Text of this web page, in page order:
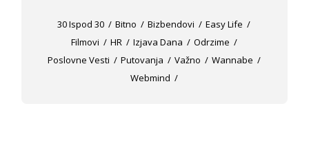
30 Ispod 30 Bitno Bizbendovi
Easy Life
Filmovi
HR Izjava Dana
Odrzime
Poslovne Vesti
Putovanja Važno
Wannabe
Webmind